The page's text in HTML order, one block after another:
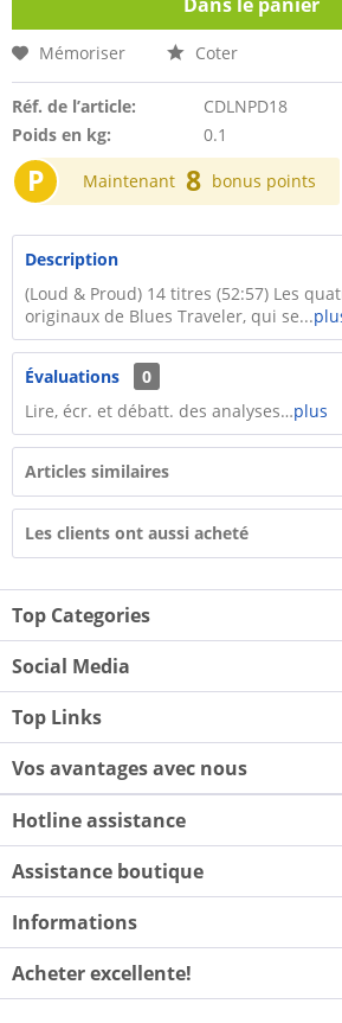
Mémoriser Coter
Réf. de l’article:
CDLNPD18
Poids en kg:
0.1
P Maintenant 8 bonus points
Description
(Loud & Proud) 14 titres (52:57) Les
originaux de Blues Traveler, qui se...
Évaluations
0
Lire, écr. et débatt. des analyses…plus
Articles similaires
Les clients ont aussi acheté
Top Categories
Social Media
Top Links
Vos avantages avec nous
Hotline assistance
Assistance boutique
Informations
Acheter excellente!